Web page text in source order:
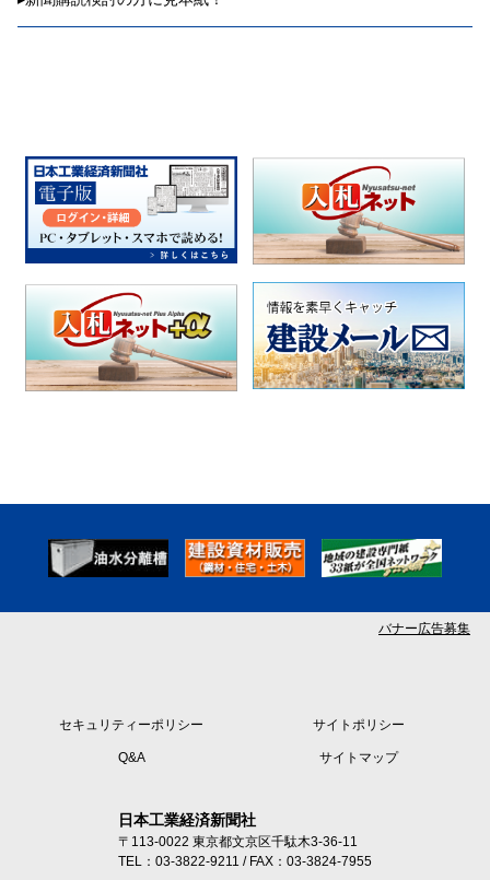
バナー広告募集
セキュリティーポリシー サイトポリシー
Q&A サイトマップ
日本工業経済新聞社
〒113-0022 東京都文京区千駄木3-36-11
TEL：03-3822-9211 / FAX：03-3824-7955